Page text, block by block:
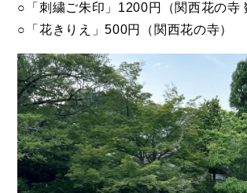
○「刺繍ご朱印」1200円（関西花の寺
○「花きりえ」500円（関西花の寺）